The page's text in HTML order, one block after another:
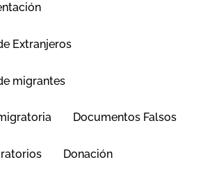
Extranjeros
migrantes
Documentos Falsos
Donación